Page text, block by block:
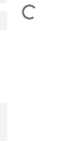
Loading...